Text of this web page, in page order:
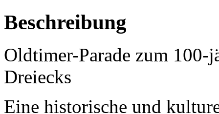
Beschreibung
Oldtimer-Parade zum
Dreiecks
Eine historische und